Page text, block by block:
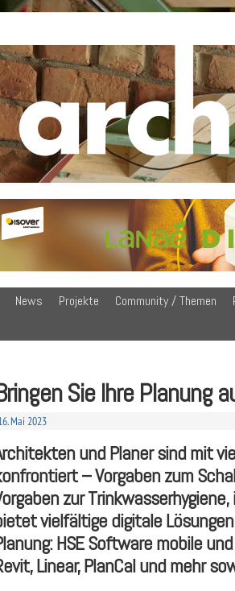
News Projekte Community / Themen
Sie Ihre Planung
Mai 2023
und Planer sind mit
– Vorgaben zum
zur
vielfältige digitale
HSE Software mobile
Linear, PlanCal und mehr